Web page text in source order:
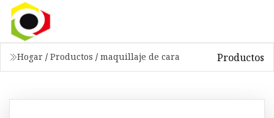
Hogar / Productos / maquillaje de cara Productos